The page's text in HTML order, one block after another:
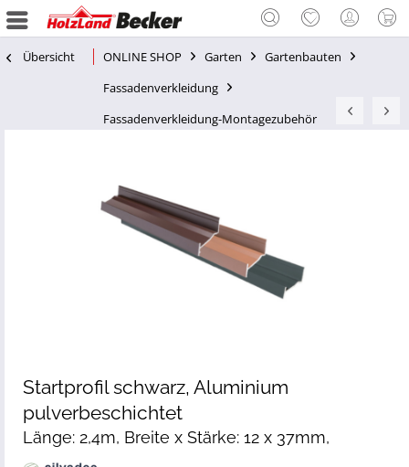
Übersicht ONLINE SHOP Garten
Gartenbauten
Fassadenverkleidung
Fassadenverkleidung-Montagezubehör
Startprofil schwarz, Aluminium
pulverbeschichtet
Länge: 2,4m, Breite x Stärke: 12 x 37mm,